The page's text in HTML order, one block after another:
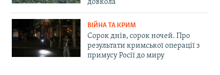
довкола
ВІЙНА ТА КРИМ
Сорок днів, сорок ночей. Про
результати кримської операції з
примусу Росії до миру